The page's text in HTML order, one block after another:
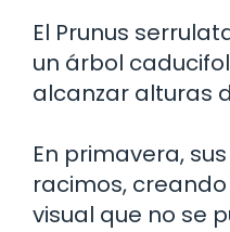
El Prunus
un árbol
alcanzar alturas
En primavera,
racimos,
visual que no se